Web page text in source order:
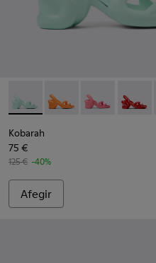
blau.
de color verd unisex
Sandàlia multicolor unisex
003 - Sandàlia de color verd
K100957-001 - Sandàlies
taronja Per a home.
sintètiques rosa Per a
Sandalina de color vermell
028 - Sandàlia de teixit de
K100839-027 - Sandàlia
- K100839-026 -
Kobarah - K100839-025 -
Kobarah -Kobarah -
Kobarah - K100839-016 -
Kobarah - K100839-
Kobarah -
Kobarah
75 €
125 € -40%
Afegir